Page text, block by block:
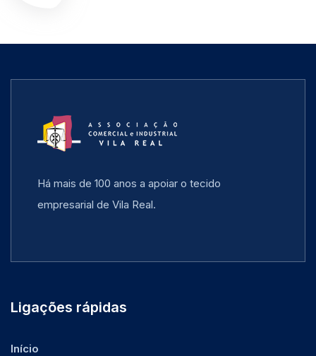
Há mais de 100 anos a apoiar o tecido
empresarial de Vila Real.
Ligações rápidas
Início